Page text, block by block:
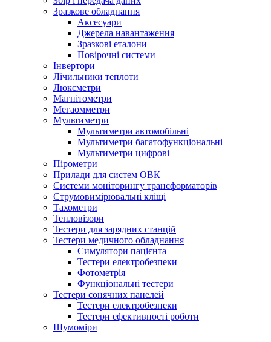
Зразкове обладнання
Аксесуари
Джерела навантаження
Зразкові еталони
Повірочні системи
Інвертори
Лічильники теплоти
Люксметри
Магнітометри
Мегаомметри
Мультиметри
Мультиметри автомобільні
Мультиметри багатофункціональні
Мультиметри цифрові
Пірометри
Прилади для систем ОВК
Системи моніторингу трансформаторів
Струмовимірювальні кліщі
Тахометри
Тепловізори
Тестери для зарядних станцій
Тестери медичного обладнання
Симулятори пацієнта
Тестери електробезпеки
Фотометрія
Функціональні тестери
Тестери сонячних панелей
Тестери електробезпеки
Тестери ефективності роботи
Шумоміри